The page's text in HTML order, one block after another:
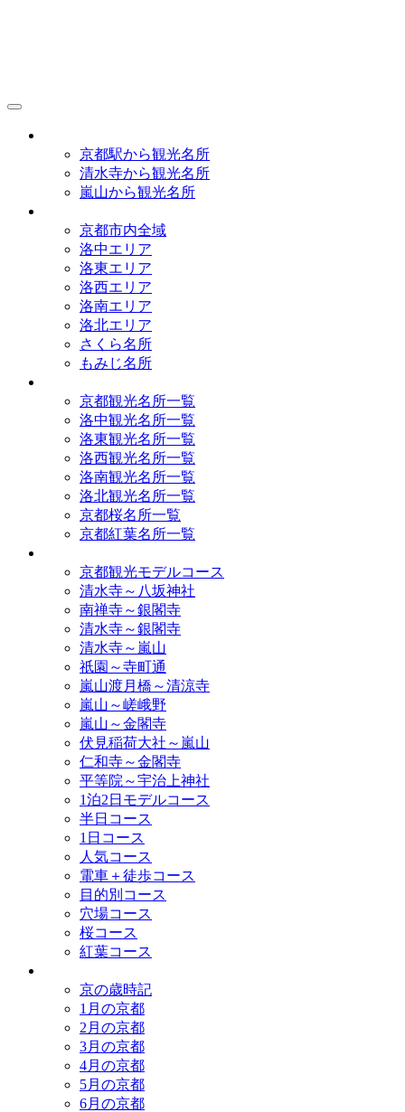
京都駅から観光名所
清水寺から観光名所
嵐山から観光名所
京都市内全域
洛中エリア
洛東エリア
洛西エリア
洛南エリア
洛北エリア
さくら名所
もみじ名所
京都観光名所一覧
洛中観光名所一覧
洛東観光名所一覧
洛西観光名所一覧
洛南観光名所一覧
洛北観光名所一覧
京都桜名所一覧
京都紅葉名所一覧
京都観光モデルコース
清水寺～八坂神社
南禅寺～銀閣寺
清水寺～銀閣寺
清水寺～嵐山
祇園～寺町通
嵐山渡月橋～清涼寺
嵐山～嵯峨野
嵐山～金閣寺
伏見稲荷大社～嵐山
仁和寺～金閣寺
平等院～宇治上神社
1泊2日モデルコース
半日コース
1日コース
人気コース
電車＋徒歩コース
目的別コース
穴場コース
桜コース
紅葉コース
京の歳時記
1月の京都
2月の京都
3月の京都
4月の京都
5月の京都
6月の京都